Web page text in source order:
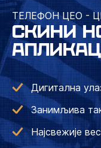
ТЕЛЕФОН ЦЕО -
СКИНИ
Дигитална
Занимљива
Најсвежије